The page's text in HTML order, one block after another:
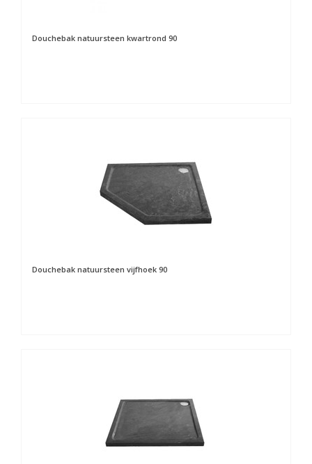
Douchebak natuursteen kwartrond 90
Douchebak natuursteen vijfhoek 90